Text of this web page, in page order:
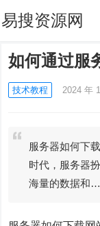
易搜资源网
如何通过服
技术教程 2024 年
服务器如何下
时代，服务器
海量的数据和…